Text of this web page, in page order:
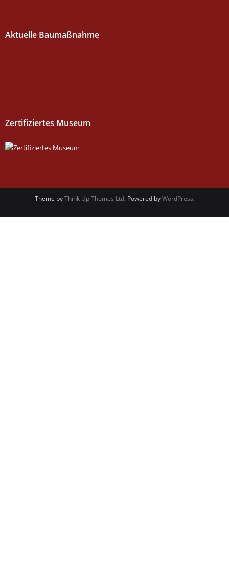
Aktuelle Baumaßnahme
Zertifiziertes Museum
Theme byThink Up Themes Ltd. Powered byWordPress.